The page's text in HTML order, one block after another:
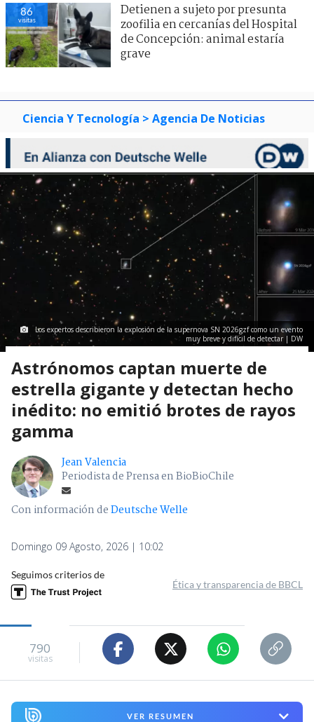
86
visitas
Detienen a sujeto por presunta
zoofilia en cercanías del Hospital
de Concepción: animal estaría
grave
Ciencia Y Tecnología > Agencia De Noticias
Los expertos describieron la explosión de la supernova SN 2026gzf como un evento
muy breve y difícil de detectar | DW
Astrónomos captan muerte de
estrella gigante y detectan hecho
inédito: no emitió brotes de rayos
gamma
Jean Valencia
Periodista de Prensa en BioBioChile
Con información deDeutsche Welle
Domingo 09 Agosto, 2026 | 10:02
Seguimos criterios de
Ética y transparencia de BBCL
790
visitas
VER RESUMEN